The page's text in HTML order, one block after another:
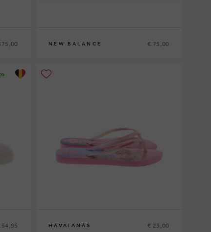
NEW BALANCE € 75,00
HAVAIANAS € 23,00